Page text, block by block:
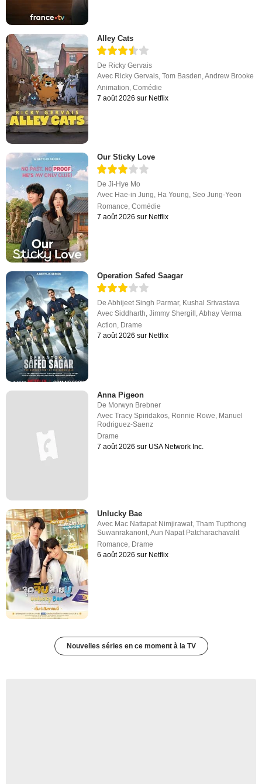
Alley Cats
De Ricky Gervais
Avec Ricky Gervais ,Tom Basden ,Andrew Brooke
Animation ,Comédie
7 août 2026 sur Netflix
Our Sticky Love
DeJi-Hye Mo
Avec Hae-in Jung, Ha Young,Seo Jung-Yeon
Romance,Comédie
7 août 2026 sur Netflix
Operation Safed Saagar
DeAbhijeet Singh Parmar, Kushal Srivastava
AvecSiddharth,Jimmy Shergill ,Abhay Verma
Action, Drame
7 août 2026 sur Netflix
Anna Pigeon
De Morwyn Brebner
AvecTracy Spiridakos Ronnie Rowe Manuel
Rodriguez-Saenz
Drame
7 août 2026 sur USA Network Inc.
Unlucky Bae
Avec Mac Nattapat Nimjirawat,Tham Tupthong
Suwanrakanont,Aun Napat Patcharachavalit
Romance, Drame
6 août 2026 sur Netflix
Nouvelles séries en ce moment à la TV